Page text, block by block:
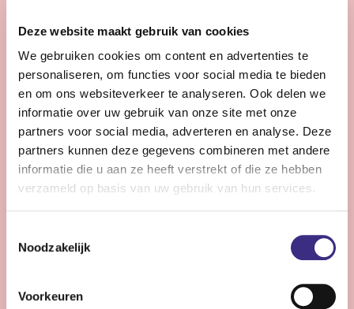
Deze website maakt gebruik van cookies
We gebruiken cookies om content en advertenties te
personaliseren, om functies voor social media te bieden
en om ons websiteverkeer te analyseren. Ook delen we
informatie over uw gebruik van onze site met onze
partners voor social media, adverteren en analyse. Deze
partners kunnen deze gegevens combineren met andere
informatie die u aan ze heeft verstrekt of die ze hebben
verzameld op basis van uw gebruik van hun services.
Noodzakelijk
Voorkeuren
Gedragskundige jeugdzorg
Nog 10 dagen
Friesland
24 - 36 uur | Deeltijds, Onbepaalde tijd
Wil jij jouw expertise inzetten voor kinderen en
jongeren (0-18 jr) met een licht verstandelijke
beperking? Versterk ons team en draag bij aan hun zorg
Bekijk vacature